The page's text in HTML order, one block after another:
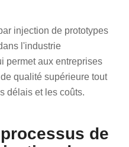
injection de prototypes
l'industrie
permet aux entreprises
qualité supérieure tout
délais et les coûts.
de